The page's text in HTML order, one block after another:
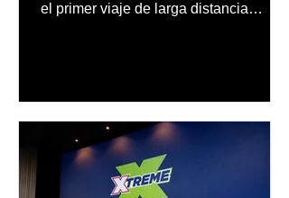
el primer viaje de larga distancia